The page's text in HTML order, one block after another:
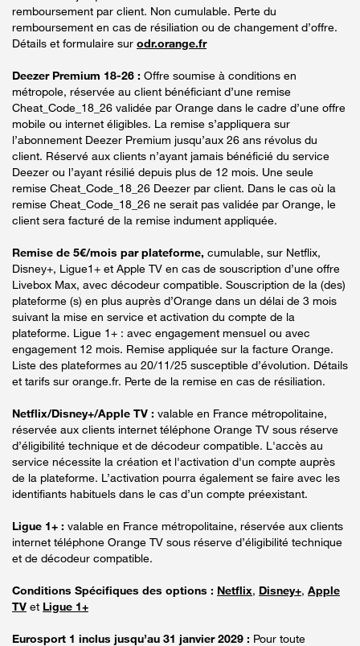
remboursement par client. Non cumulable. Perte du
remboursement en cas de résiliation ou de changement d’offre.
Détails et formulaire sur odr.orange.fr
Deezer Premium 18-26 : Offre soumise à conditions en
métropole, réservée au client bénéficiant d’une remise
Cheat_Code_18_26 validée par Orange dans le cadre d’une offre
mobile ou internet éligibles. La remise s’appliquera sur
l’abonnement Deezer Premium jusqu’aux 26 ans révolus du
client. Réservé aux clients n’ayant jamais bénéficié du service
Deezer ou l’ayant résilié depuis plus de 12 mois. Une seule
remise Cheat_Code_18_26 Deezer par client. Dans le cas où la
remise Cheat_Code_18_26 ne serait pas validée par Orange, le
client sera facturé de la remise indument appliquée.
Remise de 5€/mois par plateforme, cumulable, sur Netflix,
Disney+, Ligue1+ et Apple TV en cas de souscription d’une offre
Livebox Max, avec décodeur compatible. Souscription de la (des)
plateforme (s) en plus auprès d’Orange dans un délai de 3 mois
suivant la mise en service et activation du compte de la
plateforme. Ligue 1+ : avec engagement mensuel ou avec
engagement 12 mois. Remise appliquée sur la facture Orange.
Liste des plateformes au 20/11/25 susceptible d’évolution. Détails
et tarifs sur orange.fr. Perte de la remise en cas de résiliation.
Netflix/Disney+/Apple TV : valable en France métropolitaine,
réservée aux clients internet téléphone Orange TV sous réserve
d’éligibilité technique et de décodeur compatible. L'accès au
service nécessite la création et l'activation d'un compte auprès
de la plateforme. L’activation pourra également se faire avec les
identifiants habituels dans le cas d’un compte préexistant.
Ligue 1+ : valable en France métropolitaine, réservée aux clients
internet téléphone Orange TV sous réserve d’éligibilité technique
et de décodeur compatible.
Conditions Spécifiques des options : Netflix, Disney+, Apple
TV et Ligue 1+
Eurosport 1 inclus jusqu’au 31 janvier 2029 : Pour toute